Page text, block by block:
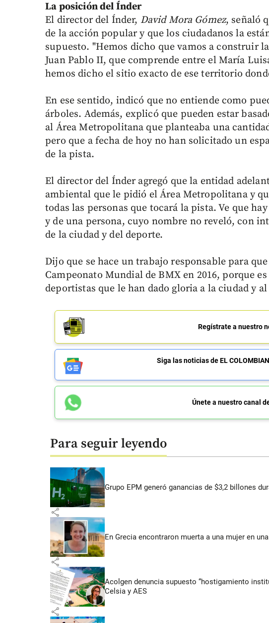
La posición del Índer
El director del Índer, David Mora Gómez, señaló
de la acción popular y que los ciudadanos la
supuesto. "Hemos dicho que vamos a construir
Juan Pablo II, que comprende entre el María
hemos dicho el sitio exacto de ese territorio
En ese sentido, indicó que no entiende como
árboles. Además, explicó que pueden estar
al Área Metropolitana que planteaba una
pero que a fecha de hoy no han solicitado un
de la pista.
El director del Índer agregó que la entidad
ambiental que le pidió el Área Metropolitana y
todas las personas que tocará la pista. Ve que
y de una persona, cuyo nombre no reveló, con
de la ciudad y del deporte.
Dijo que se hace un trabajo responsable para
Campeonato Mundial de BMX en 2016, porque
deportistas que le han dado gloria a la ciudad y al
Regístrate a nuestro
Siga las noticias de EL
Únete a nuestro canal
Para seguir leyendo
Grupo EPM generó ganancias de $3,2 billones
share
En Grecia encontraron muerta a una mujer en
share
Acolgen denuncia supuesto “hostigamiento
Celsia y AES
share